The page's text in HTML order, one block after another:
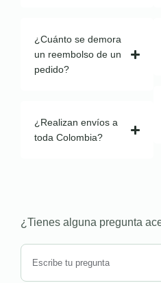
¿Cuánto se demora
un reembolso de un
pedido?
¿Realizan envíos a
toda Colombia?
¿Tienes alguna pregunta